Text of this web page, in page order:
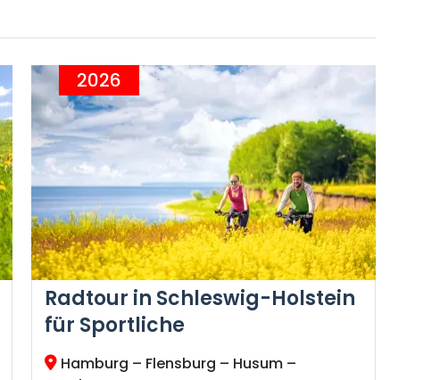
2026
Radtour in Schleswig-Holstein
für Sportliche
Hamburg – Flensburg – Husum –